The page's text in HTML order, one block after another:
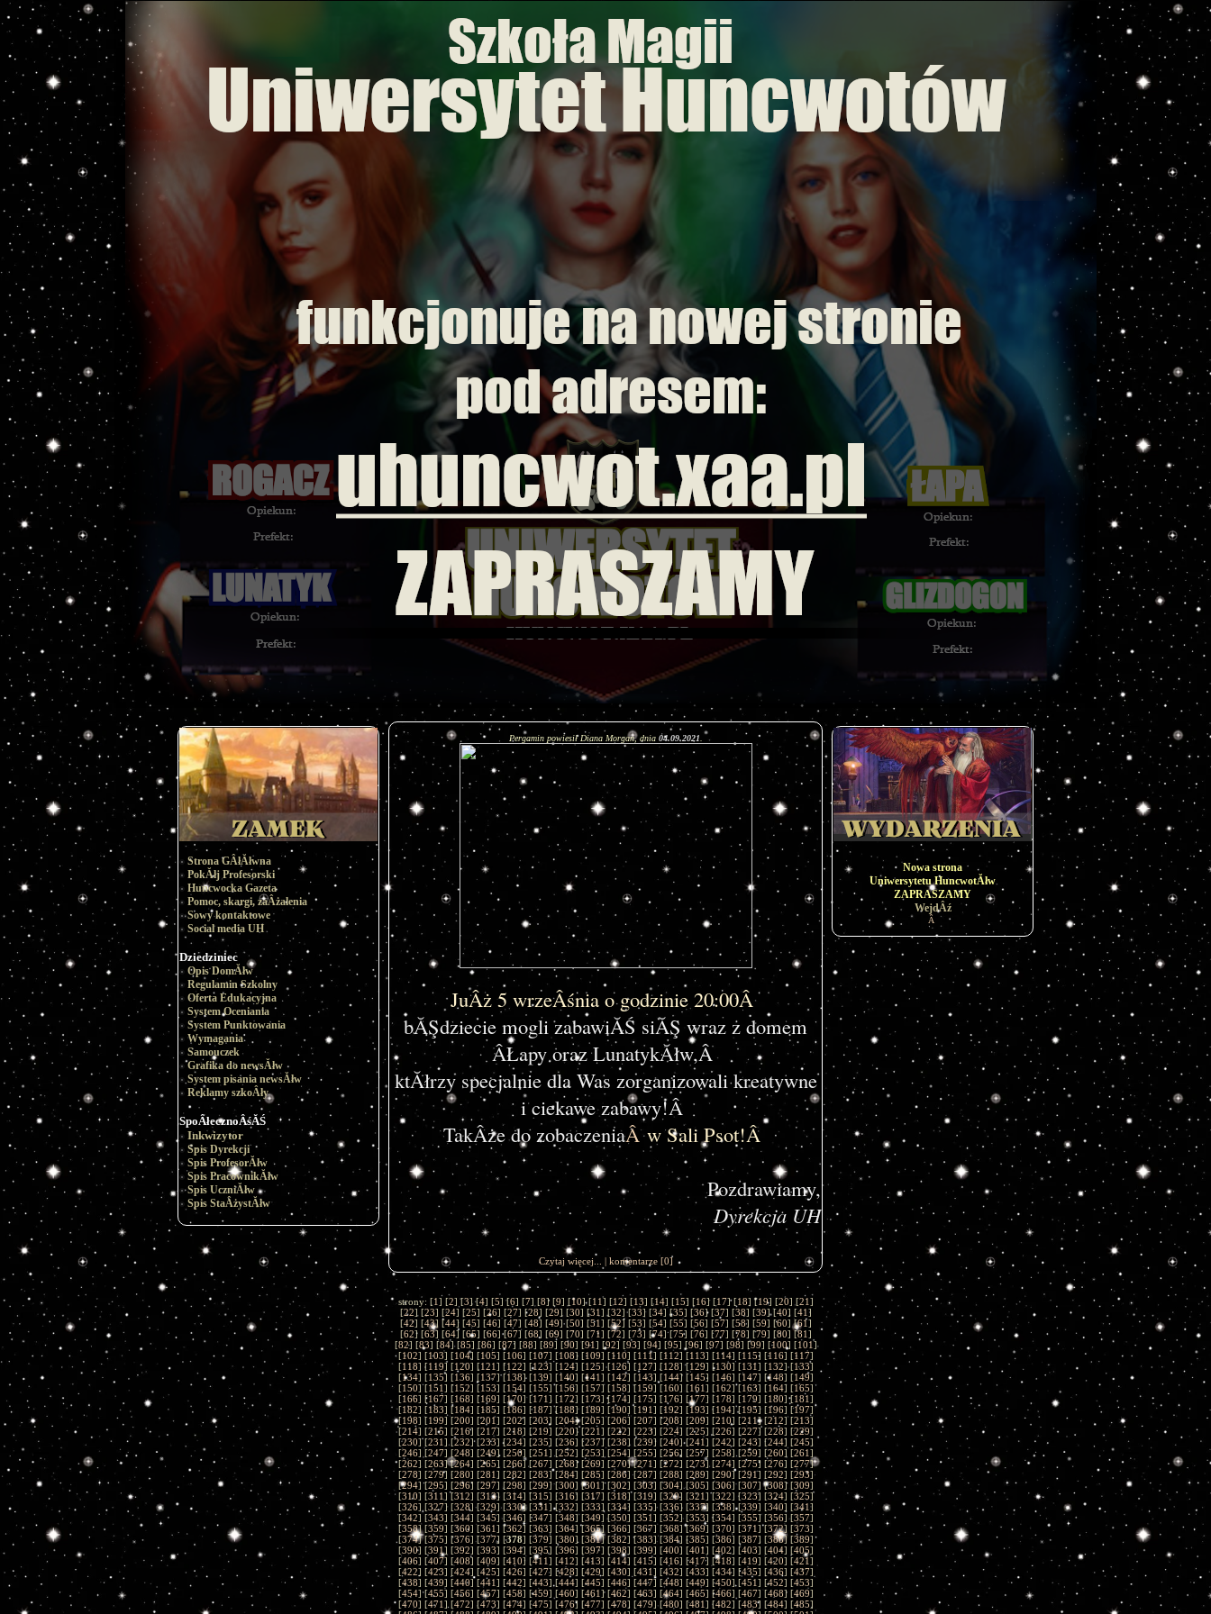
Strona GÂłĂłwna
PokĂłj Profesorski
Huncwocka Gazeta
Pomoc, skargi, zaÂżalenia
Sowy kontaktowe
Social media UH
Dziedziniec
Opis DomĂłw
Regulamin Szkolny
Oferta Edukacyjna
System Oceniania
System Punktowania
Wymagania
Samouczek
Grafika do newsĂłw
System pisania newsĂłw
Reklamy szkoÂły
SpoÂłecznoÂśĂŚ
Inkwizytor
Spis Dyrekcji
Spis ProfesorĂłw
Spis PracownikĂłw
Spis UczniĂłw
Spis StaÂżystĂłw
Pergamin powiesił Diana Morgan, dnia 04.09.2021
JuÂż 5 wrzeÂśnia o godzinie 20:00Â
bĂŞdziecie mogli zabawiĂŚ siĂŞ wraz z domem
ÂŁapy oraz LunatykĂłw,Â
ktĂłrzy specjalnie dla Was zorganizowali kreatywne
i ciekawe zabawy!Â
TakÂże do zobaczeniaÂw Sali Psot!Â
Pozdrawiamy,
Dyrekcja UH
Czytaj więcej... | komentarze[0]
strony: [1] [2] [3] [4] [5] [6] [7] [8] [9] [10] [11] [12] [13] [14] [15] [16] [17] [18] [19] [20] [21]
[22] [23] [24] [25] [26] [27] [28] [29] [30] [31] [32] [33] [34] [35] [36] [37] [38] [39] [40] [41]
[42] [43] [44] [45] [46] [47] [48] [49] [50] [51] [52] [53] [54] [55] [56] [57] [58] [59] [60] [61]
[62] [63] [64] [65] [66] [67] [68] [69] [70] [71] [72] [73] [74] [75] [76] [77] [78] [79] [80] [81]
[82] [83] [84] [85] [86] [87] [88] [89] [90] [91] [92] [93] [94] [95] [96] [97] [98] [99] [100] [101]
[102] [103] [104] [105] [106] [107] [108] [109] [110] [111] [112] [113] [114] [115] [116] [117]
[118] [119] [120] [121] [122] [123] [124] [125] [126] [127] [128] [129] [130] [131] [132] [133]
[134] [135] [136] [137] [138] [139] [140] [141] [142] [143] [144] [145] [146] [147] [148] [149]
[150] [151] [152] [153] [154] [155] [156] [157] [158] [159] [160] [161] [162] [163] [164] [165]
[166] [167] [168] [169] [170] [171] [172] [173] [174] [175] [176] [177] [178] [179] [180] [181]
[182] [183] [184] [185] [186] [187] [188] [189] [190] [191] [192] [193] [194] [195] [196] [197]
[198] [199] [200] [201] [202] [203] [204] [205] [206] [207] [208] [209] [210] [211] [212] [213]
[214] [215] [216] [217] [218] [219] [220] [221] [222] [223] [224] [225] [226] [227] [228] [229]
[230] [231] [232] [233] [234] [235] [236] [237] [238] [239] [240] [241] [242] [243] [244] [245]
[246] [247] [248] [249] [250] [251] [252] [253] [254] [255] [256] [257] [258] [259] [260] [261]
[262] [263] [264] [265] [266] [267] [268] [269] [270] [271] [272] [273] [274] [275] [276] [277]
[278] [279] [280] [281] [282] [283] [284] [285] [286] [287] [288] [289] [290] [291] [292] [293]
[294] [295] [296] [297] [298] [299] [300] [301] [302] [303] [304] [305] [306] [307] [308] [309]
[310] [311] [312] [313] [314] [315] [316] [317] [318] [319] [320] [321] [322] [323] [324] [325]
[326] [327] [328] [329] [330] [331] [332] [333] [334] [335] [336] [337] [338] [339] [340] [341]
[342] [343] [344] [345] [346] [347] [348] [349] [350] [351] [352] [353] [354] [355] [356] [357]
[358] [359] [360] [361] [362] [363] [364] [365] [366] [367] [368] [369] [370] [371] [372] [373]
[374] [375] [376] [377] [378] [379] [380] [381] [382] [383] [384] [385] [386] [387] [388] [389]
[390] [391] [392] [393] [394] [395] [396] [397] [398] [399] [400] [401] [402] [403] [404] [405]
[406] [407] [408] [409] [410] [411] [412] [413] [414] [415] [416] [417] [418] [419] [420] [421]
[422] [423] [424] [425] [426] [427] [428] [429] [430] [431] [432] [433] [434] [435] [436] [437]
[438] [439] [440] [441] [442] [443] [444] [445] [446] [447] [448] [449] [450] [451] [452] [453]
[454] [455] [456] [457] [458] [459] [460] [461] [462] [463] [464] [465] [466] [467] [468] [469]
[470] [471] [472] [473] [474] [475] [476] [477] [478] [479] [480] [481] [482] [483] [484] [485]
Nowa strona
Uniwersytetu HuncwotĂłw
ZAPRASZAMY
WejdÂź
Â